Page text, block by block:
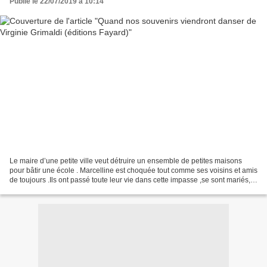
Le maire d’une petite ville veut détruire un ensemble de petites maisons
pour bâtir une école . Marcelline est choquée tout comme ses voisins et amis
de toujours .Ils ont passé toute leur vie dans cette impasse ,se sont mariés,